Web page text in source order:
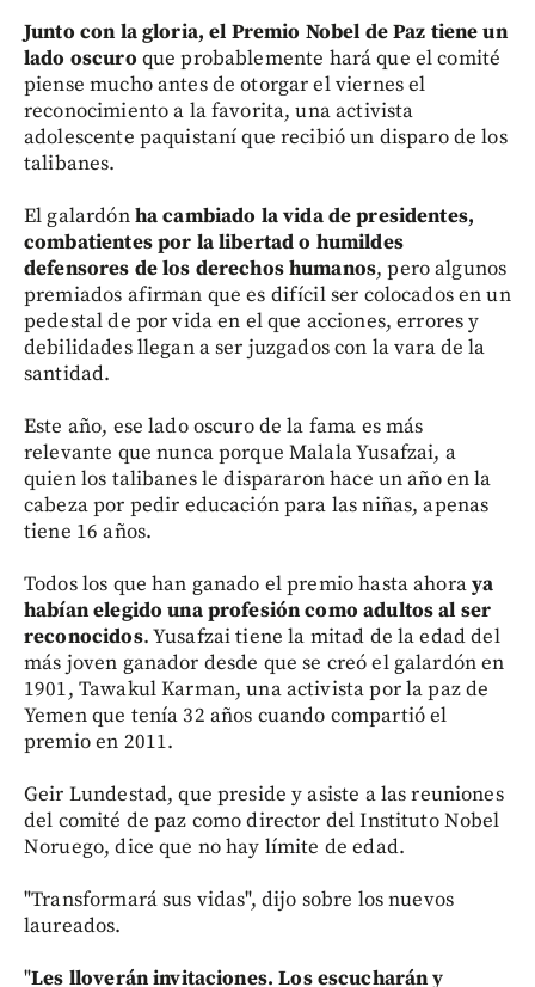
Junto con la gloria, el Premio Nobel de Paz tiene un
lado oscuro que probablemente hará que el comité
piense mucho antes de otorgar el viernes el
reconocimiento a la favorita, una activista
adolescente paquistaní que recibió un disparo de los
talibanes.
El galardónha cambiado la vida de presidentes,
combatientes por la libertad o humildes
defensores de los derechos humanos, pero algunos
premiados afirman que es difícil ser colocados en un
pedestal de por vida en el que acciones, errores y
debilidades llegan a ser juzgados con la vara de la
santidad.
Este año, ese lado oscuro de la fama es más
relevante que nunca porque Malala Yusafzai, a
quien los talibanes le dispararon hace un año en la
cabeza por pedir educación para las niñas, apenas
tiene 16 años.
Todos los que han ganado el premio hasta ahoraya
habían elegido una profesión como adultos al ser
reconocidos. Yusafzai tiene la mitad de la edad del
más joven ganador desde que se creó el galardón en
1901, Tawakul Karman, una activista por la paz de
Yemen que tenía 32 años cuando compartió el
premio en 2011.
Geir Lundestad, que preside y asiste a las reuniones
del comité de paz como director del Instituto Nobel
Noruego, dice que no hay límite de edad.
"Transformará sus vidas", dijo sobre los nuevos
laureados.
"Les lloverán invitaciones. Los escucharán y